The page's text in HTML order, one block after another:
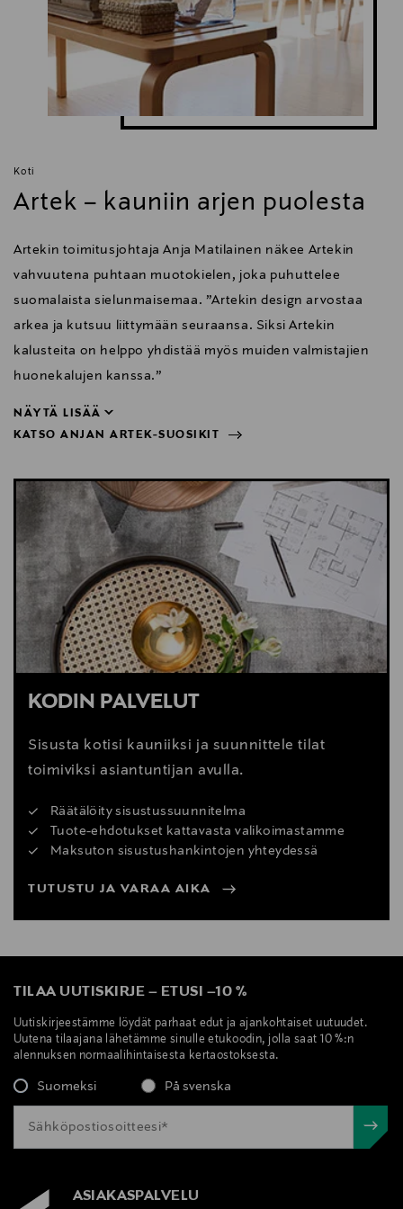
Koti
Artek – kauniin arjen puolesta
Artekin toimitusjohtaja Anja Matilainen näkee Artekin
vahvuutena puhtaan muotokielen, joka puhuttelee
suomalaista sielunmaisemaa. ”Artekin design arvostaa
arkea ja kutsuu liittymään seuraansa. Siksi Artekin
kalusteita on helppo yhdistää myös muiden valmistajien
huonekalujen kanssa.”
NÄYTÄ LISÄÄ
KATSO ANJAN ARTEK-SUOSIKIT
NÄYTÄ VÄHEMMÄN
KATSO ANJAN ARTEK-SUOSIKIT
KODIN PALVELUT
Sisusta kotisi kauniiksi ja suunnittele tilat
toimiviksi asiantuntijan avulla.
Räätälöity sisustussuunnitelma
Tuote-ehdotukset kattavasta valikoimastamme
Maksuton sisustushankintojen yhteydessä
TUTUSTU JA VARAA AIKA
TILAA UUTISKIRJE – ETUSI –10 %
Uutiskirjeestämme löydät parhaat edut ja ajankohtaiset uutuudet.
Uutena tilaajana lähetämme sinulle etukoodin, jolla saat 10 %:n
alennuksen normaalihintaisesta kertaostoksesta.
Suomeksi På svenska
ASIAKASPALVELU